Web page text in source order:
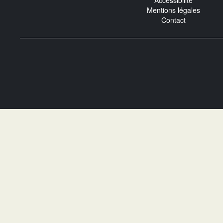
Mentions légales
Contact